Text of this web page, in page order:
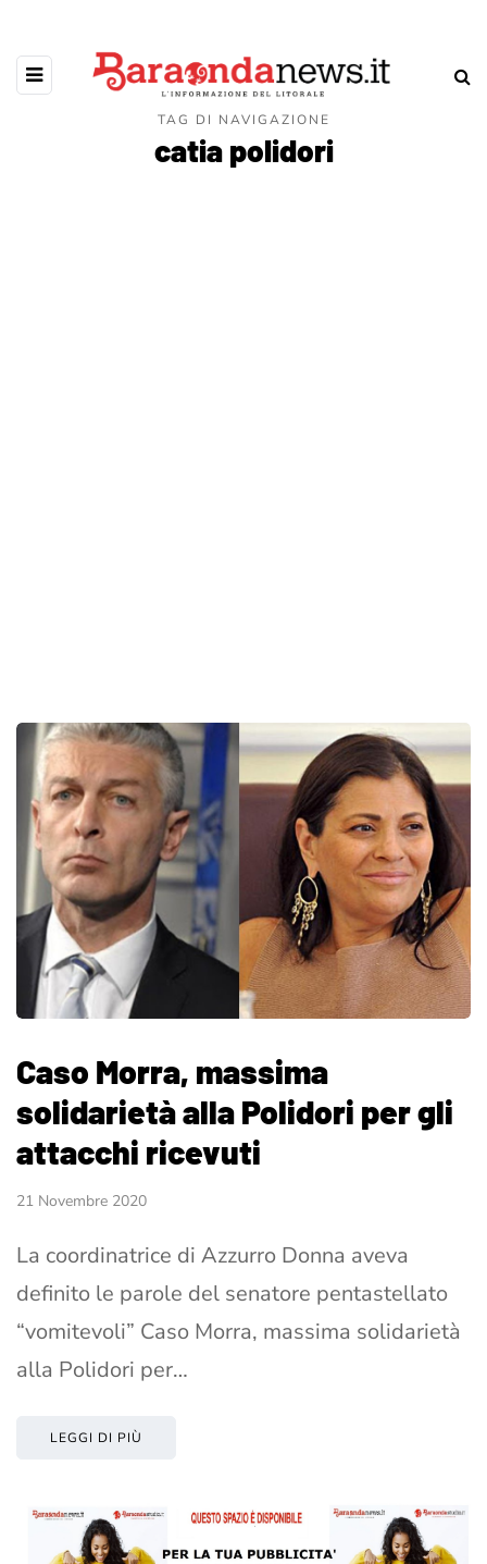
TAG DI NAVIGAZIONE
catia polidori
Caso Morra, massima
solidarietà alla Polidori per gli
attacchi ricevuti
21 Novembre 2020
La coordinatrice di Azzurro Donna aveva
definito le parole del senatore pentastellato
“vomitevoli” Caso Morra, massima solidarietà
alla Polidori per…
LEGGI DI PIÙ